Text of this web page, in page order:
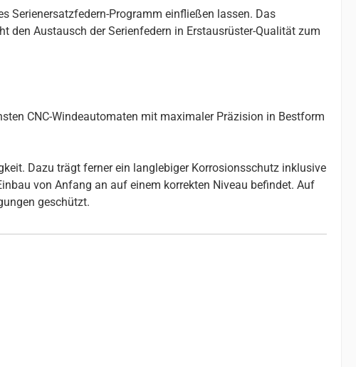
Serienersatzfedern-Programm einfließen lassen. Das
den Austausch der Serienfedern in Erstausrüster-Qualität zum
CNC-Windeautomaten mit maximaler Präzision in Bestform
Dazu trägt ferner ein langlebiger Korrosionsschutz inklusive
von Anfang an auf einem korrekten Niveau befindet. Auf
geschützt.